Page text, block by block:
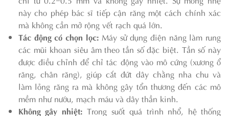
này cho phép bác sĩ tiếp cận răng một cách chính xác
mà không cần mở rộng vết rạch quá lớn.
Tác động có chọn lọc: Máy sử dụng điện năng làm rung
các mũi khoan siêu âm theo tần số đặc biệt. Tần số này
được điều chỉnh để chỉ tác động vào mô cứng (xương ổ
răng, chân răng), giúp cắt đứt dây chằng nha chu và
làm lỏng răng ra mà không gây tổn thương đến các mô
mềm như nướu, mạch máu và dây thần kinh.
Không gây nhiệt:Trong suốt quá trình nhổ, hệ thống